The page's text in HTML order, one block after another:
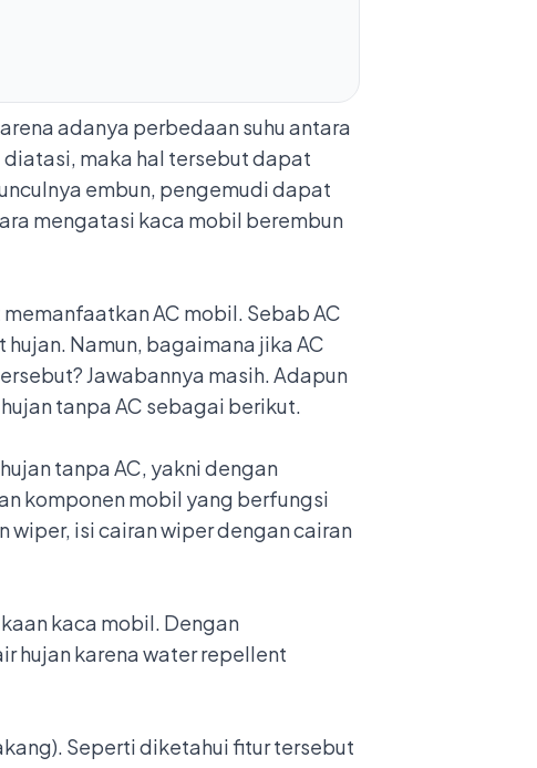
adanya perbedaan suhu antara
maka hal tersebut dapat
embun, pengemudi dapat
mengatasi kaca mobil berembun
AC mobil. Sebab AC
Namun, bagaimana jikaAC
Jawabannya masih. Adapun
tanpa AC sebagai berikut.
tanpa AC, yakni dengan
komponen mobil yang berfungsi
wiper, isi cairan wiper dengan cairan
kaca mobil. Dengan
hujan karena water repellent
. Seperti diketahui fitur tersebut